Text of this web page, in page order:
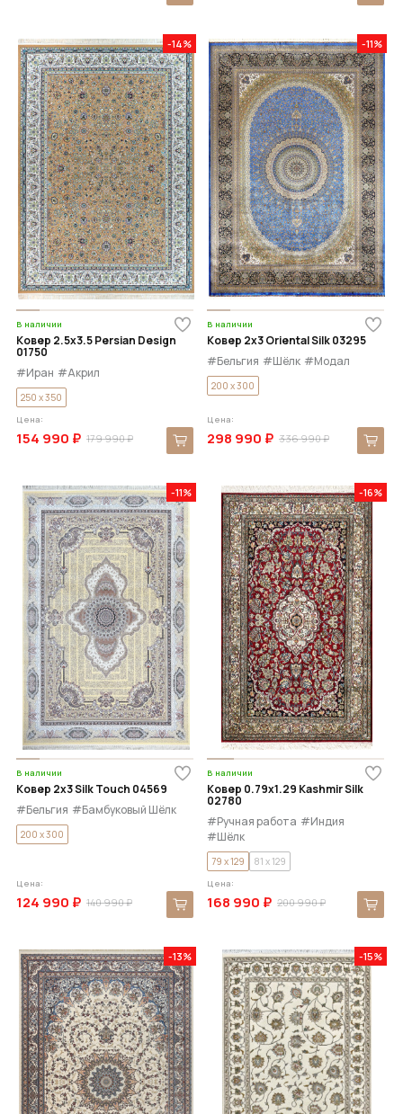
-14%
В наличии
Ковер 2.5x3.5 Persian Design
01750
#Иран #Акрил
250 x 350
Цена:
179 990 ₽
154 990 ₽
-11%
В наличии
Ковер 2x3 Oriental Silk 03295
#Бельгия #Шёлк #Модал
200 x 300
Цена:
336 990 ₽
298 990 ₽
-11%
В наличии
Ковер 2x3 Silk Touch 04569
#Бельгия #Бамбуковый Шёлк
200 x 300
Цена:
140 990 ₽
124 990 ₽
-16%
В наличии
Ковер 0.79x1.29 Kashmir Silk
02780
#Ручная работа #Индия
#Шёлк
79 x 129 81 x 129
Цена:
200 990 ₽
168 990 ₽
-13% -15%